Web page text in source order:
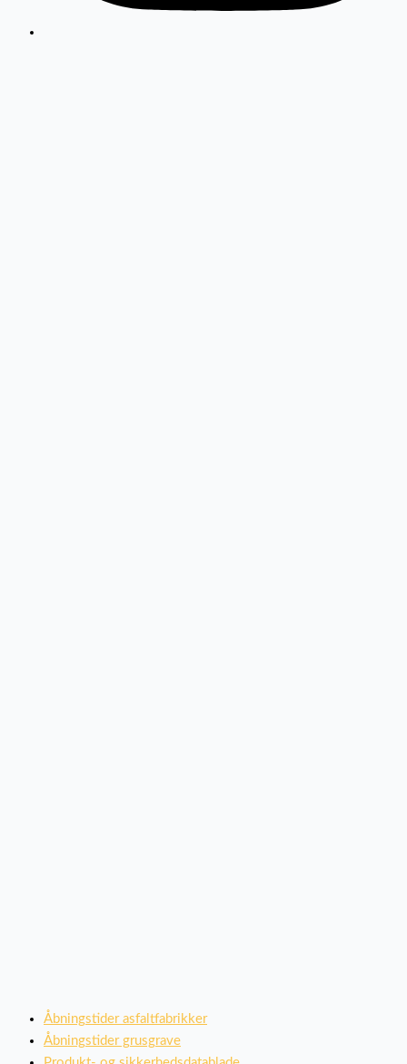
Åbningstider asfaltfabrikker
Åbningstider grusgrave